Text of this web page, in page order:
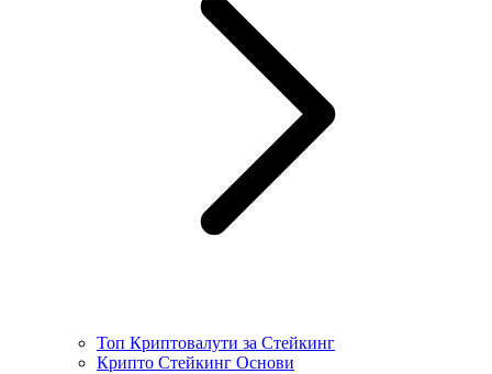
Топ Криптовалути за Стейкинг
Крипто Стейкинг Основи